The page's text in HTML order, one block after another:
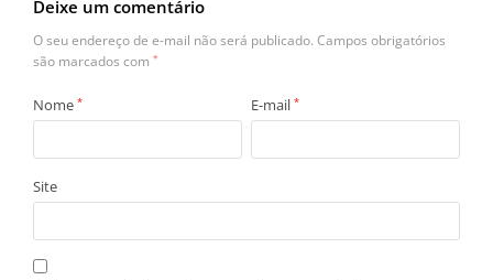
Deixe um comentário
O seu endereço de e-mail não será publicado. Campos obrigatórios
são marcados com *
Nome * E-mail *
Site